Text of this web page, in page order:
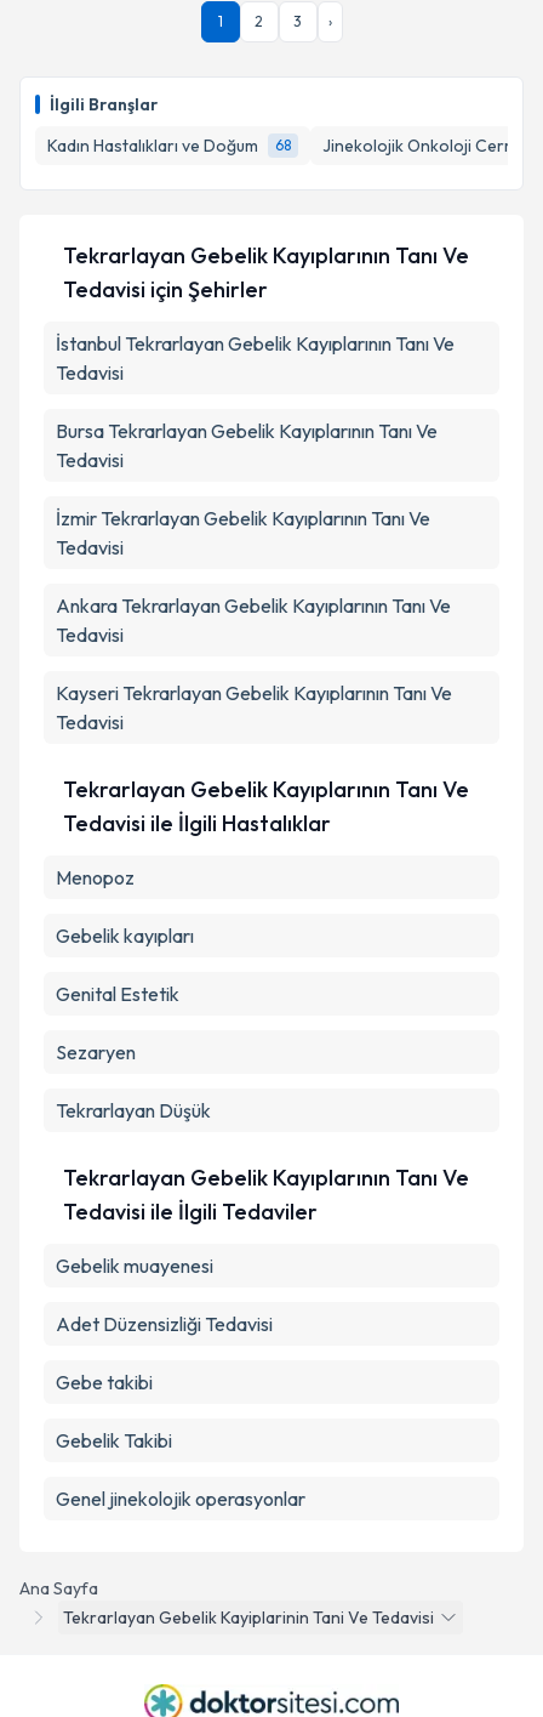
İlgili Branşlar
Kadın Hastalıkları ve Doğum
68 Jinekolojik Onkoloji
1 2 3 ›
Ana Sayfa
Tekrarlayan Gebelik Kayiplarinin Tani Ve Tedavisi
Tekrarlayan Gebelik Kayıplarının Tanı Ve
Tedavisi için Şehirler
İstanbul Tekrarlayan Gebelik Kayıplarının Tanı Ve
Tedavisi
Bursa Tekrarlayan Gebelik Kayıplarının Tanı Ve
Tedavisi
İzmir Tekrarlayan Gebelik Kayıplarının Tanı Ve
Tedavisi
Ankara Tekrarlayan Gebelik Kayıplarının Tanı Ve
Tedavisi
Kayseri Tekrarlayan Gebelik Kayıplarının Tanı Ve
Tedavisi
Tekrarlayan Gebelik Kayıplarının Tanı Ve
Tedavisi ile İlgili Hastalıklar
Menopoz
Gebelik kayıpları
Genital Estetik
Sezaryen
Tekrarlayan Düşük
Tekrarlayan Gebelik Kayıplarının Tanı Ve
Tedavisi ile İlgili Tedaviler
Gebelik muayenesi
Adet Düzensizliği Tedavisi
Gebe takibi
Gebelik Takibi
Genel jinekolojik operasyonlar